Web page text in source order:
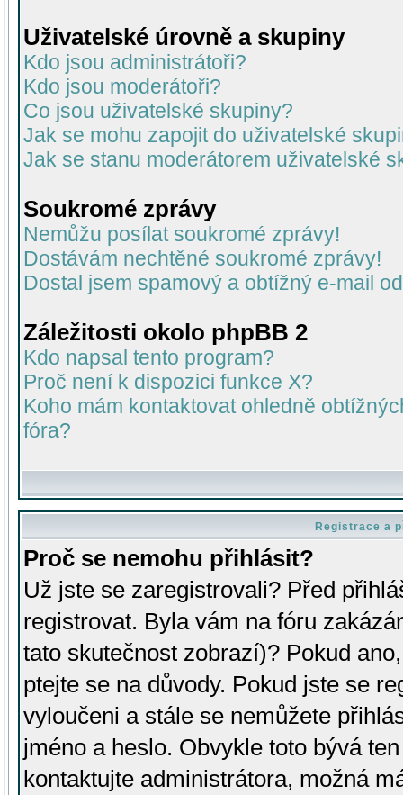
Uživatelské úrovně a skupiny
Kdo jsou administrátoři?
Kdo jsou moderátoři?
Co jsou uživatelské skupiny?
Jak se mohu zapojit do uživatelské
Jak se stanu moderátorem uživatelské
Soukromé zprávy
Nemůžu posílat soukromé zprávy!
Dostávám nechtěné soukromé zprávy!
Dostal jsem spamový a obtížný e-mail
Záležitosti okolo phpBB 2
Kdo napsal tento program?
Proč není k dispozici funkce X?
Koho mám kontaktovat ohledně
fóra?
Registrace a
Proč se nemohu přihlásit?
Už jste se zaregistrovali? Před
registrovat. Byla vám na fóru
tato skutečnost zobrazí)? Pokud
ptejte se na důvody. Pokud jste se
vyloučeni a stále se nemůžete
jméno a heslo. Obvykle toto bývá
kontaktujte administrátora, možná